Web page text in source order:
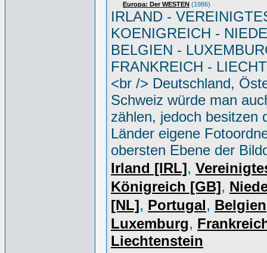
Europa: Der WESTEN (1986)
IRLAND -
KOENIGREICH -
BELGIEN -
FRANKREICH -
<br /> Deutschland,
Schweiz würde man
zählen, jedoch besitzen
Länder eigene
obersten Ebene der
Irland [IRL],
Königreich [GB],
[NL], Portugal, Belgien
Luxemburg,
Liechtenstein